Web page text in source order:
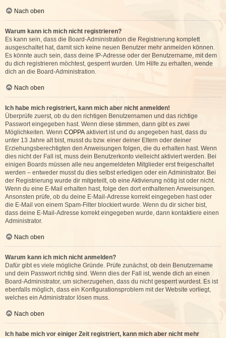
Nach oben
Warum kann ich mich nicht registrieren?
Es kann sein, dass die Board-Administration die Registrierung komplett
ausgeschaltet hat, damit sich keine neuen Benutzer mehr anmelden können.
Es könnte auch sein, dass deine IP-Adresse oder der Benutzername, mit dem
du dich registrieren möchtest, gesperrt wurden. Um Hilfe zu erhalten, wende
dich an die Board-Administration.
Nach oben
Ich habe mich registriert, kann mich aber nicht anmelden!
Überprüfe zuerst, ob du den richtigen Benutzernamen und das richtige
Passwort eingegeben hast. Wenn diese stimmen, dann gibt es zwei
Möglichkeiten. Wenn COPPA aktiviert ist und du angegeben hast, dass du
unter 13 Jahre alt bist, musst du bzw. einer deiner Eltern oder deiner
Erziehungsberechtigten den Anweisungen folgen, die du erhalten hast. Wenn
dies nicht der Fall ist, muss dein Benutzerkonto vielleicht aktiviert werden. Bei
einigen Boards müssen alle neu angemeldeten Mitglieder erst freigeschaltet
werden – entweder musst du dies selbst erledigen oder ein Administrator. Bei
der Registrierung wurde dir mitgeteilt, ob eine Aktivierung nötig ist oder nicht.
Wenn du eine E-Mail erhalten hast, folge den dort enthaltenen Anweisungen.
Ansonsten prüfe, ob du deine E-Mail-Adresse korrekt eingegeben hast oder
die E-Mail von einem Spam-Filter blockiert wurde. Wenn du dir sicher bist,
dass deine E-Mail-Adresse korrekt eingegeben wurde, dann kontaktiere einen
Administrator.
Nach oben
Warum kann ich mich nicht anmelden?
Dafür gibt es viele mögliche Gründe. Prüfe zunächst, ob dein Benutzername
und dein Passwort richtig sind. Wenn dies der Fall ist, wende dich an einen
Board-Administrator, um sicherzugehen, dass du nicht gesperrt wurdest. Es ist
ebenfalls möglich, dass ein Konfigurationsproblem mit der Website vorliegt,
welches ein Administrator lösen muss.
Nach oben
Ich habe mich vor einiger Zeit registriert, kann mich aber nicht mehr